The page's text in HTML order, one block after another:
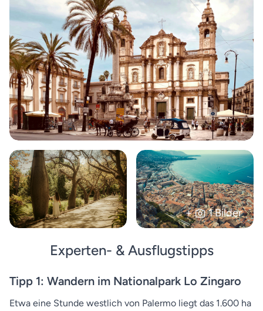
+ 1 Bilder
Experten- & Ausflugstipps
Tipp 1: Wandern im Nationalpark Lo Zingaro
Etwa eine Stunde westlich von Palermo liegt das 1.600 ha